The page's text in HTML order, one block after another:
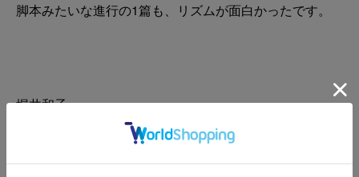
脚本みたいな進行の1篇も、リズムが面白かったです。
堀井和子